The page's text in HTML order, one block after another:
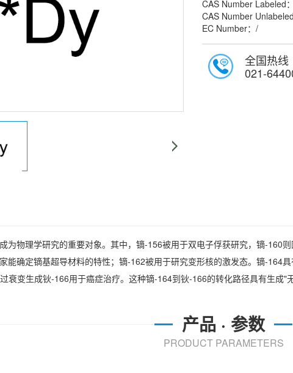
CAS Number Labeled
CAS Number
EC Number：/
全国热线
021-
为物理学研究的重要对象。其中，镝-156被用于双电子俘获研究，镝-160
能确定镝基超导材料的特性；镝-162被用于研究变形核的激发态。镝-164
衰变生成钬-166用于癌症治疗。这种镝-164到钬-166的转化路径具有生成"
产品 · 参数
PRODUCT PARAMETERS